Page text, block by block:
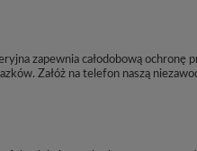
zapewnia całodobową ochronę
Załóż na telefon naszą